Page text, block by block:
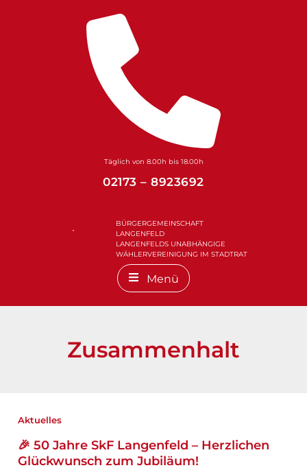
Täglich von 8.00h bis 18.00h
02173 – 8923692
BÜRGERGEMEINSCHAFT
LANGENFELD
LANGENFELDS UNABHÄNGIGE
WÄHLERVEREINIGUNG IM STADTRAT
Menü
Zusammenhalt
Aktuelles
🎉 50 Jahre SkF Langenfeld – Herzlichen
Glückwunsch zum Jubiläum!